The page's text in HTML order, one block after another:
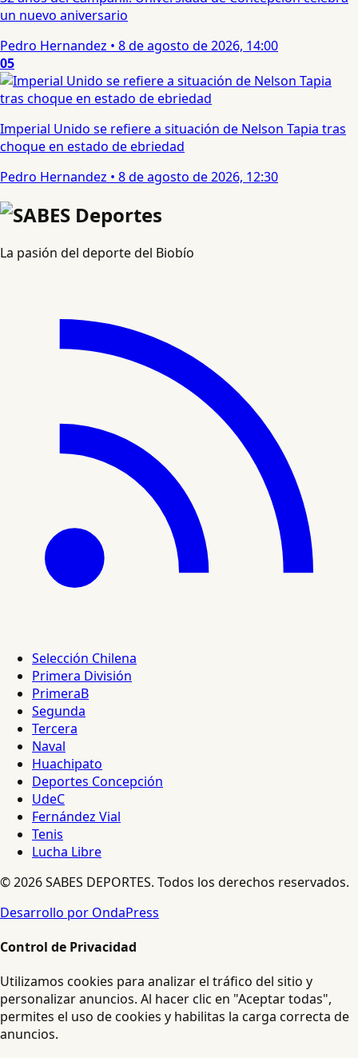
un nuevo aniversario
Pedro Hernandez • 8 de agosto de 2026, 14:00
05
Imperial Unido se refiere a situación de Nelson Tapia tras
choque en estado de ebriedad
Pedro Hernandez • 8 de agosto de 2026, 12:30
La pasión del deporte del Biobío
Selección Chilena
Primera División
PrimeraB
Segunda
Tercera
Naval
Huachipato
Deportes Concepción
UdeC
Fernández Vial
Tenis
Lucha Libre
© 2026 SABES DEPORTES. Todos los derechos reservados.
Desarrollo por OndaPress
Control de Privacidad
Utilizamos cookies para analizar el tráfico del sitio y
personalizar anuncios. Al hacer clic en "Aceptar todas",
permites el uso de cookies y habilitas la carga correcta de
anuncios.